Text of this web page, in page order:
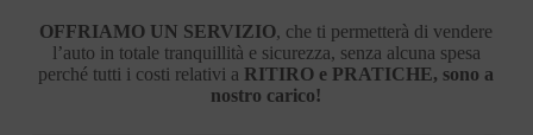
OFFRIAMO UN SERVIZIO, che ti permetterà di vendere
l’auto in totale tranquillità e sicurezza, senza alcuna spesa
perché tutti i costi relativi a RITIRO e PRATICHE, sono a
nostro carico!